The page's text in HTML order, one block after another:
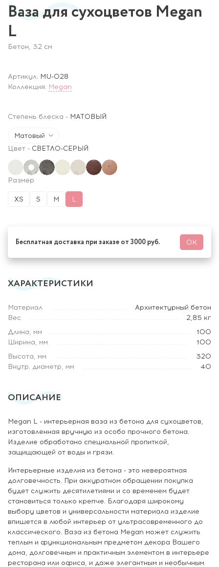
Ваза для сухоцветов Megan
L
Бетон, 32 см
Артикул: MU-028
Коллекция: Megan
Степень блеска - МАТОВЫЙ
Матовый
Цвет - СВЕТЛО-СЕРЫЙ
Размер
XS S M L
Бесплатная доставка при заказе от 3000 руб. ОК
ХАРАКТЕРИСТИКИ
Материал
Архитектурный бетон
Вес
2,85 кг
Длина, мм
100
Ширина, мм
100
Высота, мм
320
Внутр. диаметр, мм
40
ОПИСАНИЕ
Megan L - интерьерная ваза из бетона для сухоцветов,
изготовленная вручную из особо прочного бетона.
Изделие обработано специальной пропиткой,
защищающей от воды и грязи.
Интерьерные изделия из бетона - это невероятная
долговечность. При аккуратном обращении покупка
будет служить десятилетиями и со временем будет
становиться только крепче. Благодаря широкому
выбору цветов и универсальности материала изделие
впишется в любой интерьер от ультрасовременного до
классического. Ваза из бетона Megan может служить
теплым и функциональным предметом декора Вашего
дома, долговечным и практичным элементом в интерьере
ресторана или офиса, и даже элегантным и необычным